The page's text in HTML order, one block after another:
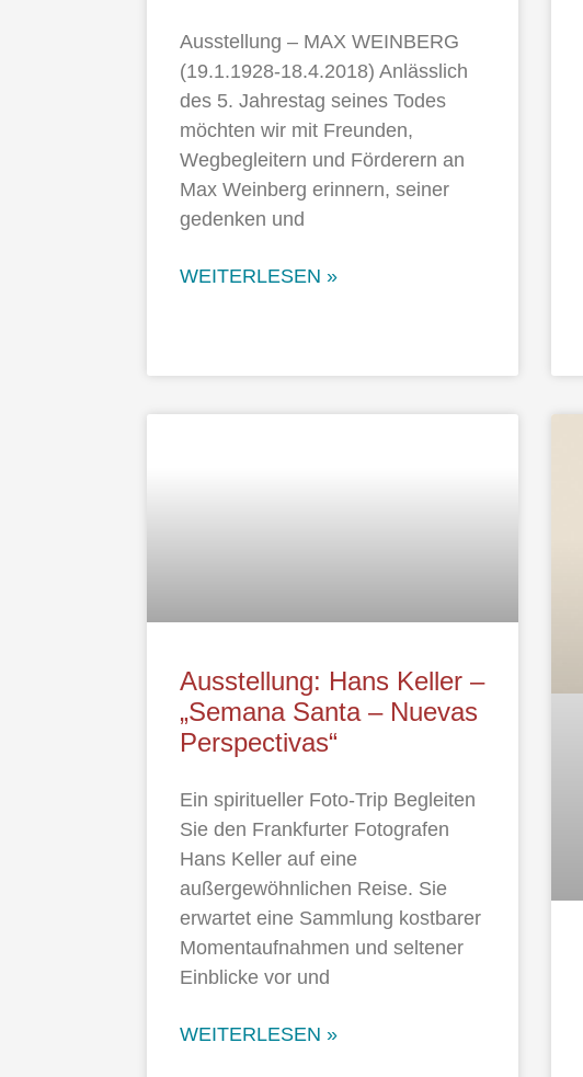
Ausstellung – MAX WEINBERG
(19.1.1928-18.4.2018) Anlässlich
des 5. Jahrestag seines Todes
möchten wir mit Freunden,
Wegbegleitern und Förderern an
Max Weinberg erinnern, seiner
gedenken und
WEITERLESEN »
Ausstellung: Hans Keller –
„Semana Santa – Nuevas
Perspectivas“
Ein spiritueller Foto-Trip Begleiten
Sie den Frankfurter Fotografen
Hans Keller auf eine
außergewöhnlichen Reise. Sie
erwartet eine Sammlung kostbarer
Momentaufnahmen und seltener
Einblicke vor und
WEITERLESEN »